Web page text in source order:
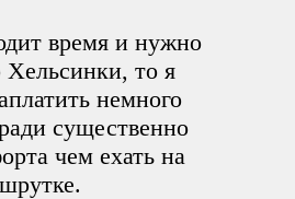
время и нужно
Хельсинки, то я
немного
существенно
чем ехать на